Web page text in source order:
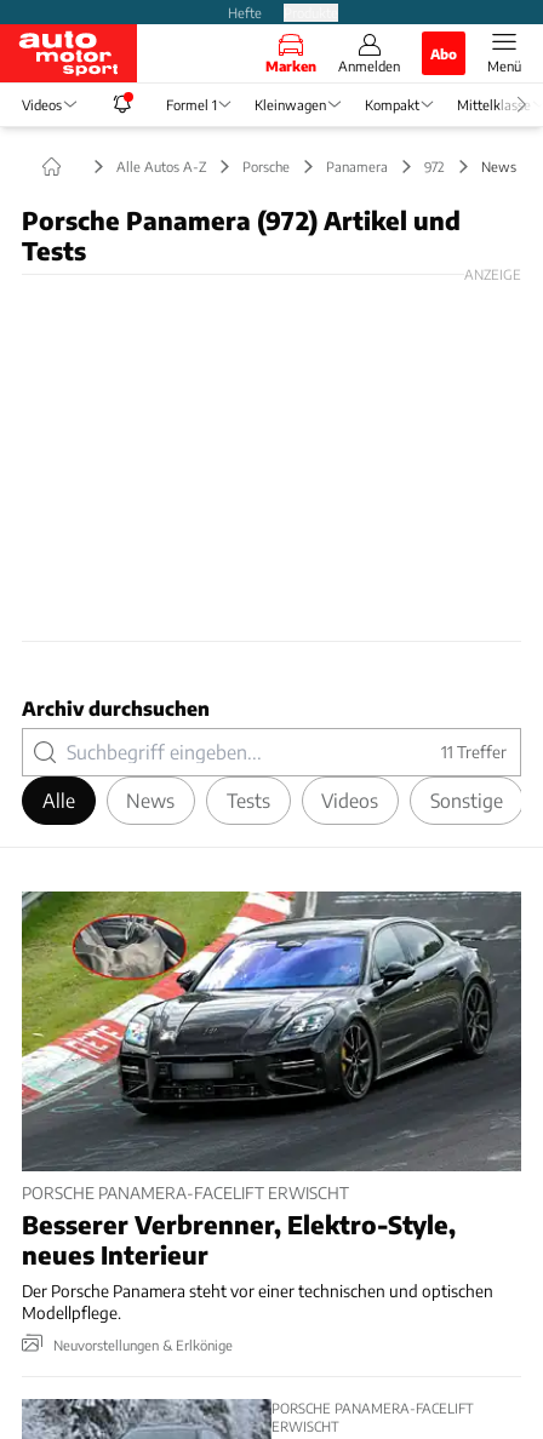
Hefte
Marken Anmelden
Abo
Menü
Videos Formel 1 Kleinwagen Kompakt Mittelklasse
Alle Autos A-Z Porsche Panamera 972 News
Porsche Panamera (972) Artikel und
Tests
ANZEIGE
Archiv durchsuchen
11 Treffer
Alle News Tests Videos Sonstige
PORSCHE PANAMERA-FACELIFT ERWISCHT
Besserer Verbrenner, Elektro-Style,
neues Interieur
Der Porsche Panamera steht vor einer technischen und optischen
Modellpflege.
Neuvorstellungen & Erlkönige
PORSCHE PANAMERA-FACELIFT
ERWISCHT